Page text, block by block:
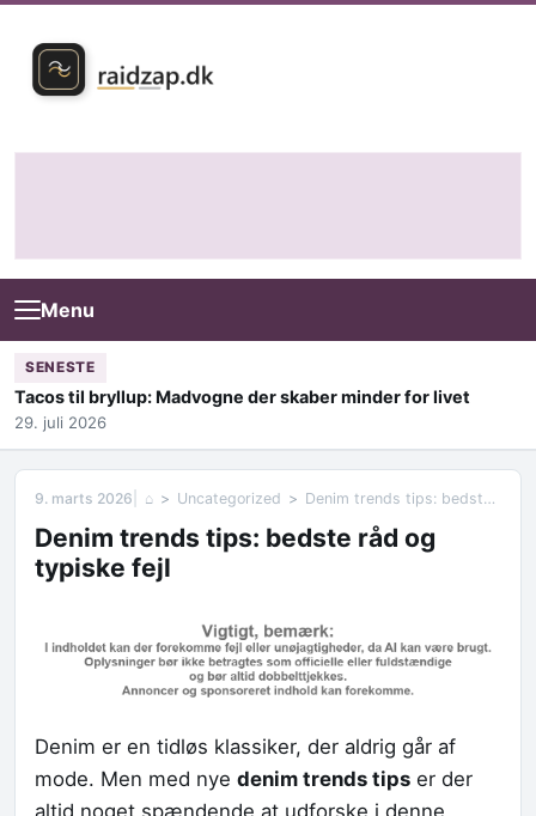
Menu
SENESTE
Tacos til bryllup: Madvogne der skaber minder for livet
29. juli 2026
9. marts 2026 ⌂ Uncategorized Denim trends tips: bedste råd og typiske fejl
Denim trends tips: bedste råd og
typiske fejl
Denim er en tidløs klassiker, der aldrig går af
mode. Men med nye denim trends tips er der